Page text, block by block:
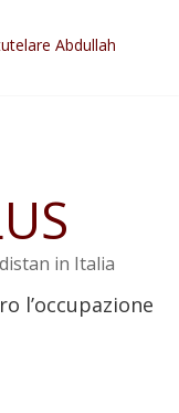
trasformata in
Abdullah
sotto minaccia
ostacolerebbe
i crimini di guerra
in Italia
l’occupazione